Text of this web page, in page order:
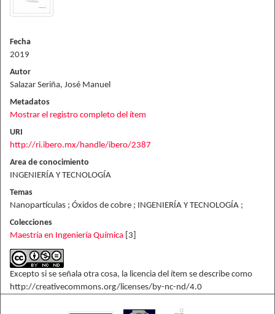
Fecha
2019
Autor
Salazar Seriña, José Manuel
Metadatos
Mostrar el registro completo del ítem
URI
http://ri.ibero.mx/handle/ibero/2387
Area de conocimiento
INGENIERÍA Y TECNOLOGÍA
Temas
Nanopartículas ; Óxidos de cobre ; INGENIERÍA Y TECNOLOGÍA ;
Colecciones
Maestría en Ingeniería Química [3]
Excepto si se señala otra cosa, la licencia del ítem se describe como
http://creativecommons.org/licenses/by-nc-nd/4.0